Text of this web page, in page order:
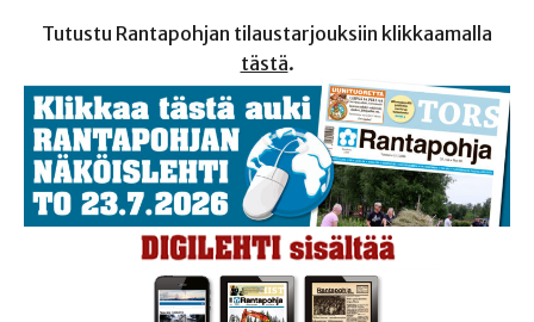
Tutustu Rantapohjan tilaustarjouksiin klikkaamalla
tästä.